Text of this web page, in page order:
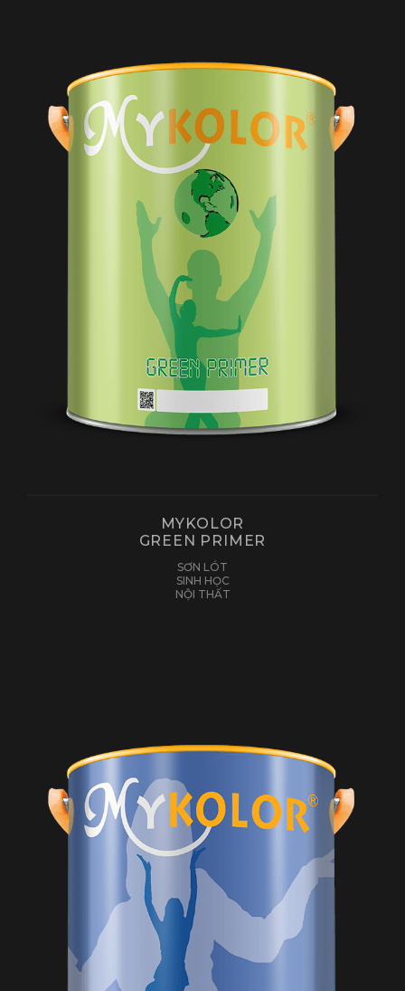
MYKOLOR
GREEN PRIMER
SƠN LÓT
SINH HỌC
NỘI THẤT